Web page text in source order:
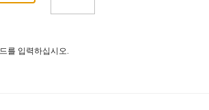
를 입력하십시오.